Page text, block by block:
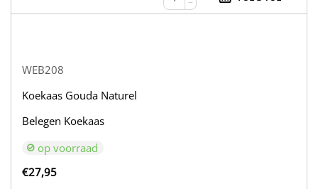
−
WEB208
Koekaas Gouda Naturel
Belegen Koekaas
op voorraad
€27,95